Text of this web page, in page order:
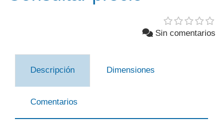
Sin comentarios
Descripción Dimensiones
Comentarios